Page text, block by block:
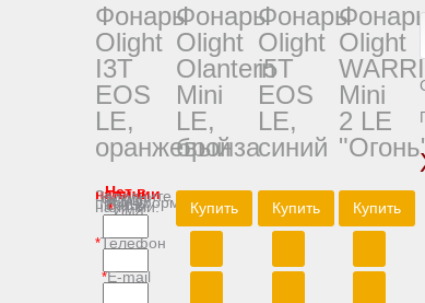
Фонарь
Olight
I3T
EOS
LE,
оранжевый
Нет в наличии
Заполните форму и мы проинформируем Вас о наличии:
*Имя
*Телефон
*E-mail
Фонарь
Olight
Olantern
Mini
LE,
бронза
Купить
Фонарь
Olight
i5T
EOS
LE,
синий
Купить
Olight
Mini
2 LE
Купить